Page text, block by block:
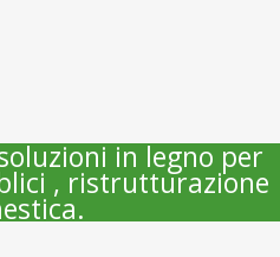
in legno per
, ristrutturazione